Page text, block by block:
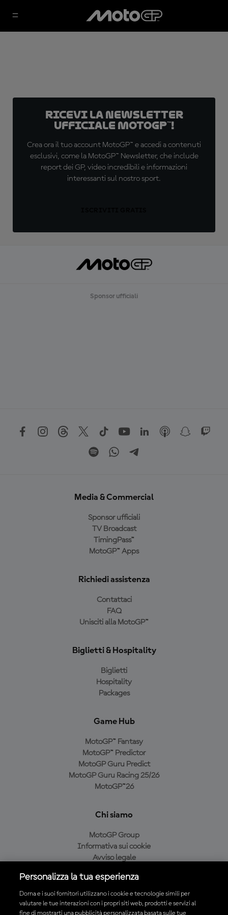
Ricevi la newsletter
ufficiale MotoGP™!
Crea ora il tuo account MotoGP™ e accedi a contenuti
esclusivi, come la MotoGP™ Newsletter, che include
report dei GP, video incredibili e informazioni
interessanti sul nostro sport.
Sponsor ufficiali
Media & Commercial
Sponsor ufficiali
TV Broadcast
TimingPass™
MotoGP™ Apps
Richiedi assistenza
Contattaci
FAQ
Unisciti alla MotoGP™
Biglietti & Hospitality
Biglietti
Hospitality
Packages
Game Hub
MotoGP™ Fantasy
MotoGP™ Predictor
MotoGP Guru Predict
MotoGP Guru Racing 25/26
MotoGP™26
Chi siamo
MotoGP Group
Informativa sui cookie
Avviso legale
Condizioni di acquisto
Personalizza la tua esperienza
Dorna e i suoi fornitori utilizzano i cookie e tecnologie simili per
valutare le tue interazioni con i propri siti web, prodotti e servizi al
fine di mostrarti una pubblicità personalizzata basata sulle tue